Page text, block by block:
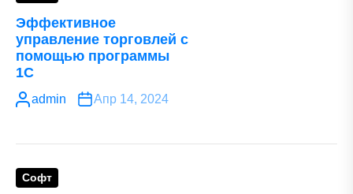
Эффективное
управление торговлей с
помощью программы
1С
admin Апр 14, 2024
Софт